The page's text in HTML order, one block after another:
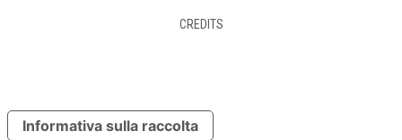
CREDITS
Informativa sulla raccolta